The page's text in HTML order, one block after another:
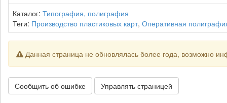
Каталог: Типография, полиграфия
Теги: Производство пластиковых карт, Оперативная
Данная страница не обновлялась более года, возможно
Сообщить об ошибке Управлять страницей